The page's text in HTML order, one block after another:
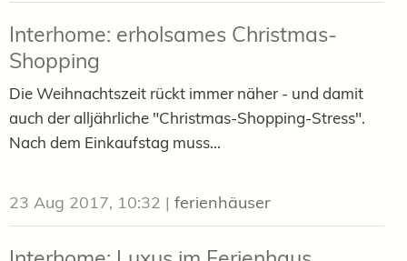
Interhome: erholsames Christmas-
Shopping
Die Weihnachtszeit rückt immer näher - und damit
auch der alljährliche "Christmas-Shopping-Stress".
Nach dem Einkaufstag muss...
23 Aug 2017, 10:32 | ferienhäuser